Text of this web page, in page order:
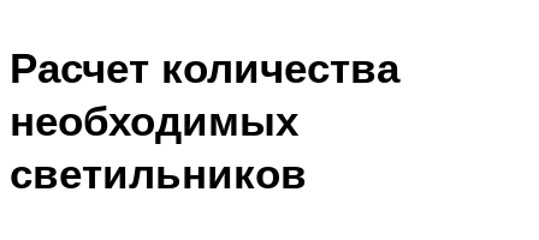
Расчет количества
необходимых
светильников